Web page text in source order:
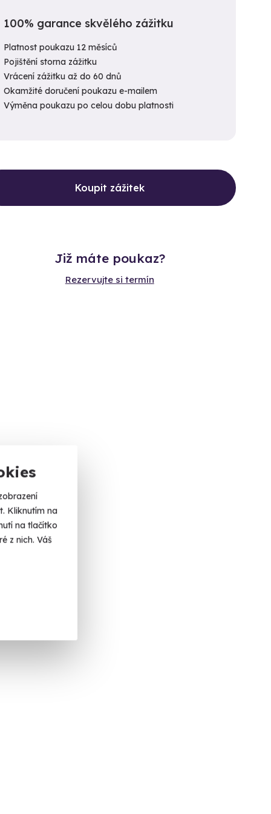
Kliknutím na
na tlačítko
z nich. Váš
100% garance skvělého zážitku
Platnost poukazu 12 měsíců
Pojištění storna zážitku
Vrácení zážitku až do 60 dnů
Okamžité doručení poukazu e-mailem
Výměna poukazu po celou dobu platnosti
Koupit zážitek
Již máte poukaz?
Rezervujte si termín